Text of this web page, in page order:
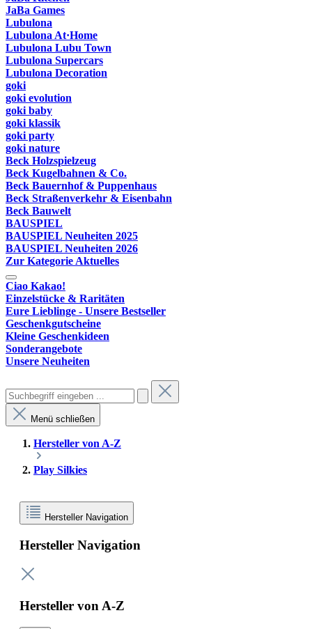
JaBa Games
Lubulona
Lubulona At·Home
Lubulona Lubu Town
Lubulona Supercars
Lubulona Decoration
goki
goki evolution
goki baby
goki klassik
goki party
goki nature
Beck Holzspielzeug
Beck Kugelbahnen & Co.
Beck Bauernhof & Puppenhaus
Beck Straßenverkehr & Eisenbahn
Beck Bauwelt
BAUSPIEL
BAUSPIEL Neuheiten 2025
BAUSPIEL Neuheiten 2026
Zur Kategorie Aktuelles
Ciao Kakao!
Einzelstücke & Raritäten
Eure Lieblinge - Unsere Bestseller
Geschenkgutscheine
Kleine Geschenkideen
Sonderangebote
Unsere Neuheiten
Menü schließen
Hersteller von A-Z
Play Silkies
Hersteller Navigation
Hersteller Navigation
Hersteller von A-Z